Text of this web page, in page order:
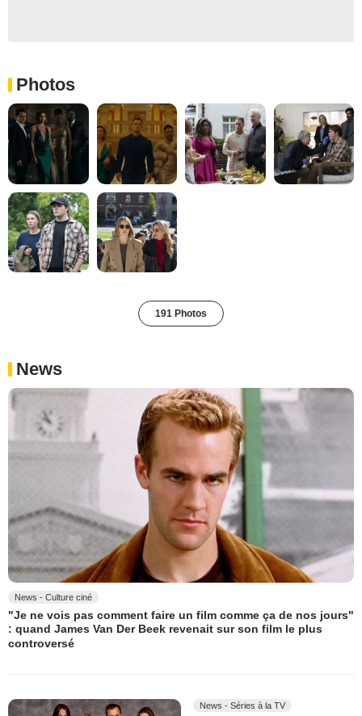
Photos
191 Photos
News
News - Culture ciné
"Je ne vois pas comment faire un film comme ça de nos jours"
: quand James Van Der Beek revenait sur son film le plus
controversé
News - Séries à la TV